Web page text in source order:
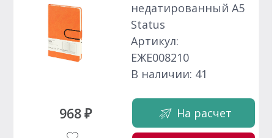
968 ₽
недатированный А5
Status
Артикул:
ЕЖЕ008210
В наличии: 41
На расчет